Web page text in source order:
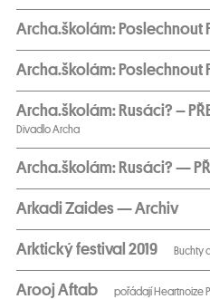
Archa.školám: Poslechnout
Archa.školám: Poslechnout
Archa.školám: Rusáci? –
Divadlo Archa
Archa.školám: Rusáci? —
Arkadi Zaides — Archiv
Arktický festival 2019 Buchty
Arooj Aftab pořádají Heartnoize